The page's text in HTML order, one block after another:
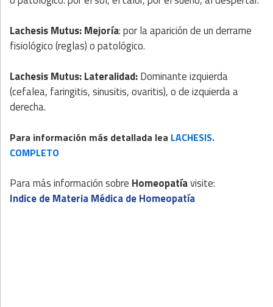
Lachesis Mutus: Mejoría: por la aparición de un derrame
fisiológico (reglas) o patológico.
Lachesis Mutus: Lateralidad:Dominante izquierda
(cefalea, faringitis, sinusitis, ovaritis), o de izquierda a
derecha.
Para información más detallada lea LACHESIS.
COMPLETO
Para más información sobre Homeopatíavisite:
Indice de Materia Médica de Homeopatía